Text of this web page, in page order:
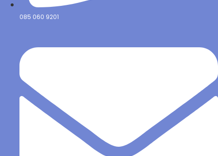
085 060 9201